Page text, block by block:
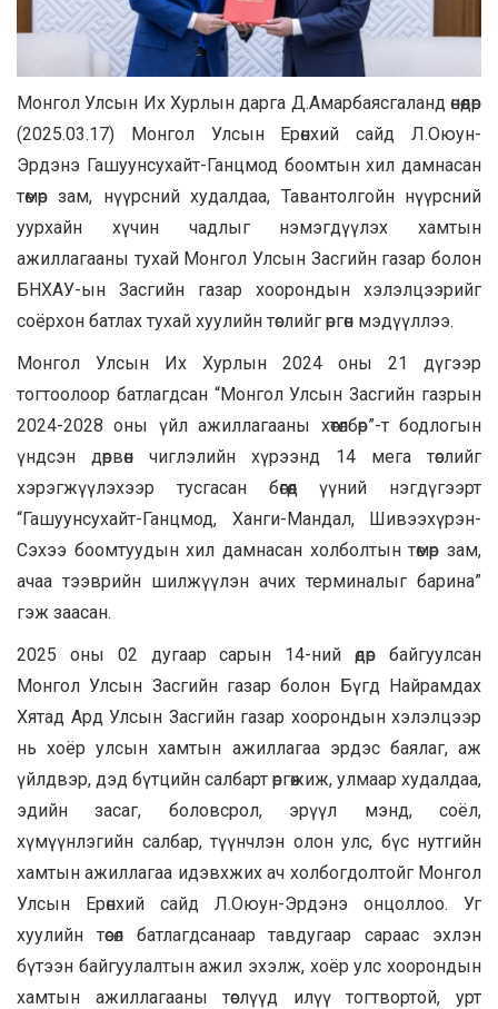
Монгол Улсын Их Хурлын дарга Д.Амарбаясгаланд өнөөдөр
(2025.03.17) Монгол Улсын Ерөнхий сайд Л.Оюун-
Эрдэнэ Гашуунсухайт-Ганцмод боомтын хил дамнасан
төмөр зам, нүүрсний худалдаа, Тавантолгойн нүүрсний
уурхайн хүчин чадлыг нэмэгдүүлэх хамтын
ажиллагааны тухай Монгол Улсын Засгийн газар болон
БНХАУ-ын Засгийн газар хоорондын хэлэлцээрийг
соёрхон батлах тухай хуулийн төслийг өргөн мэдүүллээ.
Монгол Улсын Их Хурлын 2024 оны 21 дүгээр
тогтоолоор батлагдсан “Монгол Улсын Засгийн газрын
2024-2028 оны үйл ажиллагааны хөтөлбөр”-т бодлогын
үндсэн дөрвөн чиглэлийн хүрээнд 14 мега төслийг
хэрэгжүүлэхээр тусгасан бөгөөд үүний нэгдүгээрт
“Гашуунсухайт-Ганцмод, Ханги-Мандал, Шивээхүрэн-
Сэхээ боомтуудын хил дамнасан холболтын төмөр зам,
ачаа тээврийн шилжүүлэн ачих терминалыг барина”
гэж заасан.
2025 оны 02 дугаар сарын 14-ний өдөр байгуулсан
Монгол Улсын Засгийн газар болон Бүгд Найрамдах
Хятад Ард Улсын Засгийн газар хоорондын хэлэлцээр
нь хоёр улсын хамтын ажиллагаа эрдэс баялаг, аж
үйлдвэр, дэд бүтцийн салбарт өргөжиж, улмаар худалдаа,
эдийн засаг, боловсрол, эрүүл мэнд, соёл,
хүмүүнлэгийн салбар, түүнчлэн олон улс, бүс нутгийн
хамтын ажиллагаа идэвхжих ач холбогдолтойг Монгол
Улсын Ерөнхий сайд Л.Оюун-Эрдэнэ онцоллоо. Уг
хуулийн төсөл батлагдсанаар тавдугаар сараас эхлэн
бүтээн байгуулалтын ажил эхэлж, хоёр улс хоорондын
хамтын ажиллагааны төслүүд илүү тогтвортой, урт